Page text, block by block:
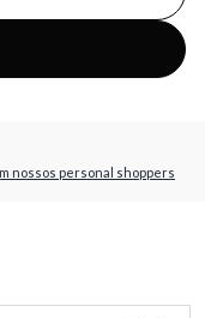
nossos personal shoppers